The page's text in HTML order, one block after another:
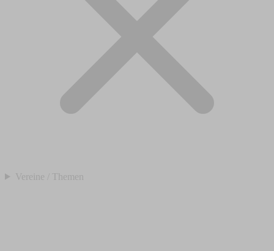
Vereine / Themen